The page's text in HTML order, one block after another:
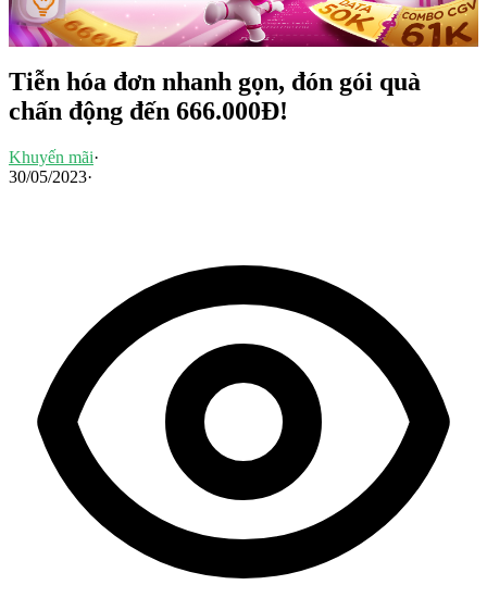
Tiễn hóa đơn nhanh gọn, đón gói quà
chấn động đến 666.000Đ!
Khuyến mãi·
30/05/2023·